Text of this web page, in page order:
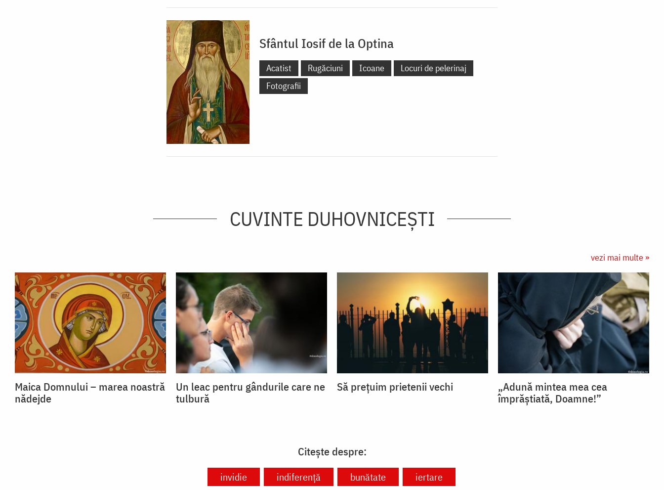
Sfântul Iosif de la Optina
Acatist Rugăciuni Icoane
Locuri de pelerinaj
Fotografii
CUVINTE DUHOVNICEȘTI
vezi mai multe »
Maica Domnului – marea noastră
nădejde
Un leac pentru gândurile care ne
tulbură
Să prețuim prietenii vechi
„Adună mintea mea cea
împrăștiată, Doamne!”
Citește despre:
invidie indiferență bunătate iertare